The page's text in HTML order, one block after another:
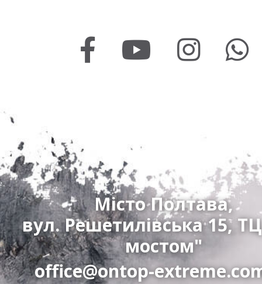
Місто Полтава,
вул. Решетилівська 15,
мостом"
office@ontop-